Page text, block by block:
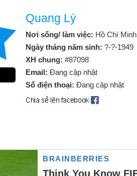
Quang Lý
Nơi sống/ làm việc: Hồ Chí Minh
Ngày tháng năm sinh: ?-?-1949
XH chung: #87098
Email: Đang cập nhật
Số điện thoại: Đang cập nhật